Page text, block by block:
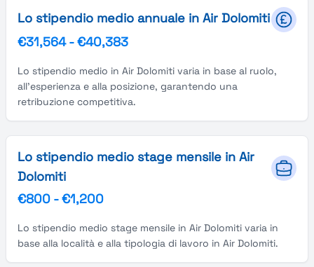
Lo stipendio medio annuale in Air Dolomiti
€31,564-€40,383
Lo stipendio medio in Air Dolomiti varia in base al ruolo,
all'esperienza e alla posizione, garantendo una
retribuzione competitiva.
Lo stipendio medio stage mensile in Air
Dolomiti
€800 -€1,200
Lo stipendio medio stage mensile in Air Dolomiti varia in
base alla località e alla tipologia di lavoro in Air Dolomiti.